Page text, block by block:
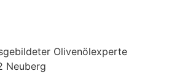
Olivenölexperte
Neuberg